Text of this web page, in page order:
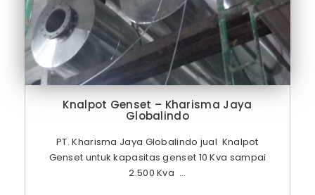
Knalpot Genset – Kharisma Jaya
Globalindo
PT. Kharisma Jaya Globalindo jual Knalpot
Genset untuk kapasitas genset 10 Kva sampai
2.500 Kva ...